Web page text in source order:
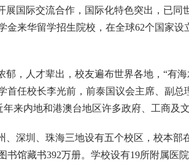
展国际交流合作，国际化特色突出，已同
金来华留学招生院校，在全球62个国家
郁，人才辈出，校友遍布世界各地，“有
首任校长李光前，前泰国议会主席、副
年来内地和港澳台地区许多政府、工商及
、深圳、珠海三地设有五个校区，校本部
书馆藏书392万册。学校设有19所附属医